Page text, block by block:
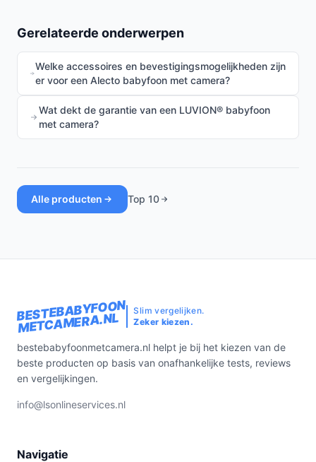
Gerelateerde onderwerpen
Welke accessoires en bevestigingsmogelijkheden zijn
er voor een Alecto babyfoon met camera?
Wat dekt de garantie van een LUVION® babyfoon
met camera?
Alle producten Top 10
BESTEBABYFOON
METCAMERA.NL
Slim vergelijken.
Zeker kiezen.
bestebabyfoonmetcamera.nl helpt je bij het kiezen van de
beste producten op basis van onafhankelijke tests, reviews
en vergelijkingen.
info@lsonlineservices.nl
Navigatie